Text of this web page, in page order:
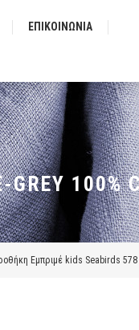
ΕΠΙΚΟΙΝΩΝΊΑ
Εμπριμέ kids Seabirds 578
100%